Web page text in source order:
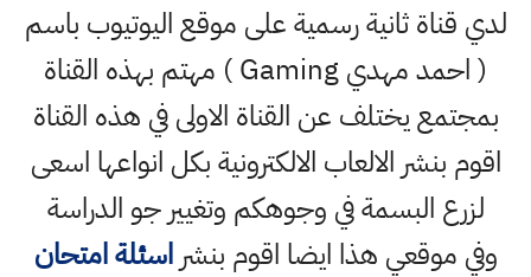
لدي قناة ثانية رسمية على موقع اليوتيوب باسم
( احمد مهدي Gaming ) مهتم بهذه القناة
بمجتمع يختلف عن القناة الاولى في هذه القناة
اقوم بنشر الالعاب الالكترونية بكل انواعها اسعى
لزرع البسمة في وجوهكم وتغيير جو الدراسة
وفي موقعي هذا ايضا اقوم بنشراسئلة امتحان